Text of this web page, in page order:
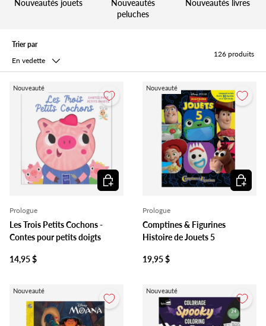
Nouveautés jouets
Nouveautés
peluches
Nouveautés livres
Trier par
En vedette
126 produits
Nouveauté
Prologue
Les Trois Petits Cochons -
Contes pour petits doigts
14,95 $
Ajouter au panier
Nouveauté
Prologue
Comptines & Figurines
Histoire de Jouets 5
19,95 $
Ajouter
Nouveauté Nouveauté